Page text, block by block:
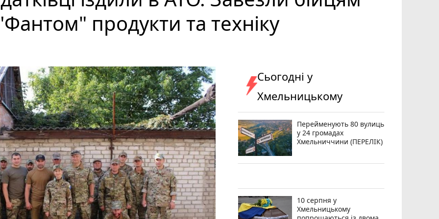
продукти та техніку
Сьогодні у
Хмельницькому
Перейменують 80 вулиць
у 24 громадах
Хмельниччини (ПЕРЕЛІК)
10 серпня у
Хмельницькому